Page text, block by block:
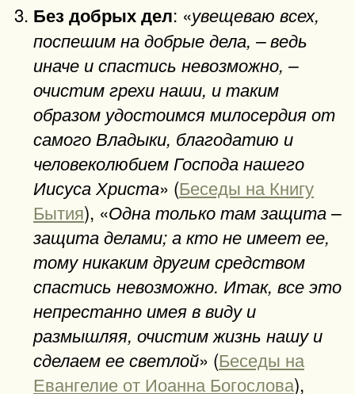
Без добрых дел: «увещеваю всех,
поспешим на добрые дела, – ведь
иначе и спастись невозможно, –
очистим грехи наши, и таким
образом удостоимся милосердия от
самого Владыки, благодатию и
человеколюбием Господа нашего
Иисуса Христа» (Беседы на Книгу
Бытия), «Одна только там защита –
защита делами; а кто не имеет ее,
тому никаким другим средством
спастись невозможно. Итак, все это
непрестанно имея в виду и
размышляя, очистим жизнь нашу и
сделаем ее светлой» (Беседы на
Евангелие от Иоанна Богослова),